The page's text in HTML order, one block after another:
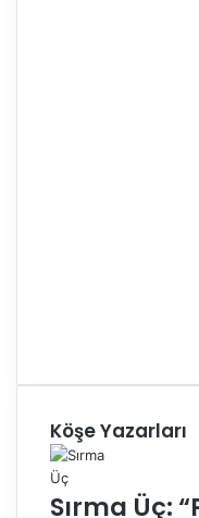
Köşe Yazarları
Sırma Üç: